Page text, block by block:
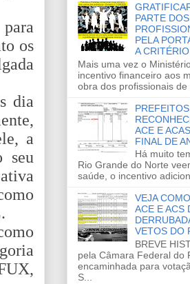
os
dia
a
seu
PARTE
PELA
A
Mais uma vez o
incentivo financeiro aos
obra dos profissionais de
ACE E
FINAL DE
Há muito
Rio Grande do Norte
saúde, o incentivo
VEJA
ACE E ACS
VETOS DO
BREVE
pela Câmara Federal do
encaminhada para
S...